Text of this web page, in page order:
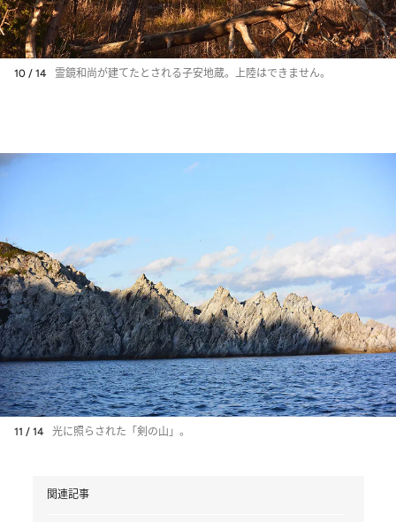
10 / 14 霊鏡和尚が建てたとされる子安地蔵。上陸はできません。
11 / 14 光に照らされた「剣の山」。
関連記事